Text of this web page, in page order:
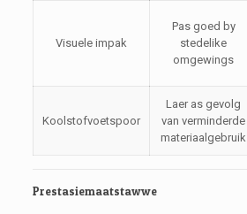
Visuele impak
Pas goed by
stedelike
omgewings
Koolstofvoetspoor
Laer as gevolg
van verminderde
materiaalgebruik
Prestasiemaatstawwe